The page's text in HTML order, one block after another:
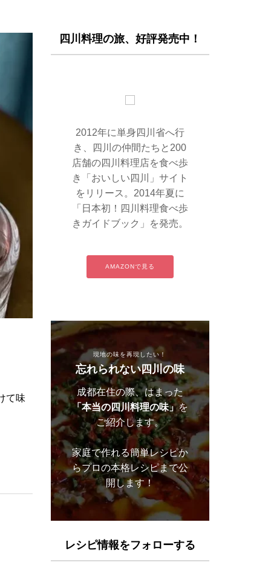
て味
四川料理の旅、好評発売中！
2012年に単身四川省へ行
き、四川の仲間たちと200
店舗の四川料理店を食べ歩
き「おいしい四川」サイト
をリリース。2014年夏に
「日本初！四川料理食べ歩
きガイドブック」を発売。
AMAZONで見る
現地の味を再現したい！
忘れられない四川の味
成都在住の際、はまった
「本当の四川料理の味」を
ご紹介します。
家庭で作れる簡単レシピか
らプロの本格レシピまで公
開します！
レシピ情報をフォローする